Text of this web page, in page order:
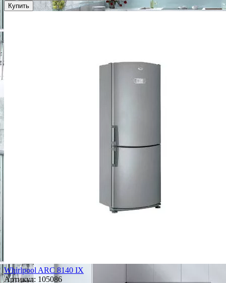
Купить
Whirlpool ARC 8140 IX
Артикул: 105086